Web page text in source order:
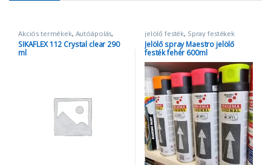
Akciós termékek, Autóápolás,
Egyéb termékek SIKA
SIKAFLEX 112 Crystal clear 290
ml
jelölő festék, Spray festékek
Jelölő spray Maestro jelölő
festék fehér 600ml